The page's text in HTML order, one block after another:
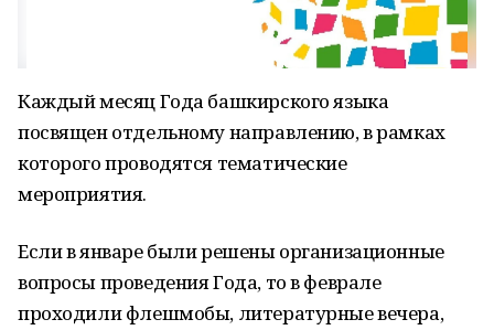
Каждый месяц Года башкирского языка
посвящен отдельному направлению, в рамках
которого проводятся тематические
мероприятия.
Если в январе были решены организационные
вопросы проведения Года, то в феврале
проходили флешмобы, литературные вечера,